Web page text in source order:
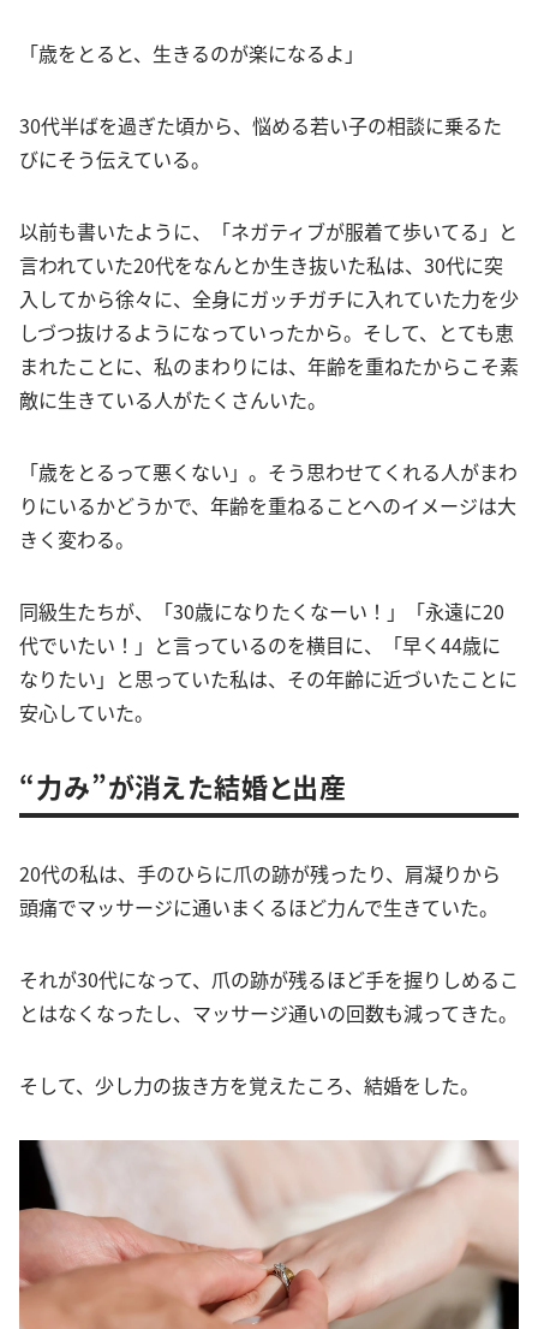
「歳をとると、生きるのが楽になるよ」
30代半ばを過ぎた頃から、悩める若い子の相談に乗るた
びにそう伝えている。
以前も書いたように、「ネガティブが服着て歩いてる」と
言われていた20代をなんとか生き抜いた私は、30代に突
入してから徐々に、全身にガッチガチに入れていた力を少
しづつ抜けるようになっていったから。そして、とても恵
まれたことに、私のまわりには、年齢を重ねたからこそ素
敵に生きている人がたくさんいた。
「歳をとるって悪くない」。そう思わせてくれる人がまわ
りにいるかどうかで、年齢を重ねることへのイメージは大
きく変わる。
同級生たちが、「30歳になりたくなーい！」「永遠に20
代でいたい！」と言っているのを横目に、「早く44歳に
なりたい」と思っていた私は、その年齢に近づいたことに
安心していた。
“力み”が消えた結婚と出産
20代の私は、手のひらに爪の跡が残ったり、肩凝りから
頭痛でマッサージに通いまくるほど力んで生きていた。
それが30代になって、爪の跡が残るほど手を握りしめるこ
とはなくなったし、マッサージ通いの回数も減ってきた。
そして、少し力の抜き方を覚えたころ、結婚をした。